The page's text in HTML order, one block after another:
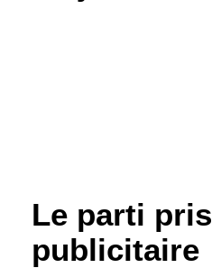
Le parti pris
publicitaire